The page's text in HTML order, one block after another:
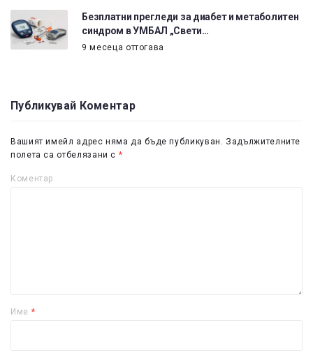
Безплатни прегледи за диабет и метаболитен
синдром в УМБАЛ „Свети…
9 месеца оттогава
Публикувай Коментар
Вашият имейл адрес няма да бъде публикуван. Задължителните
полета са отбелязани с *
Коментар
Име *